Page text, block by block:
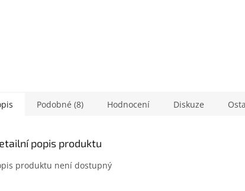
Podobné (8) Hodnocení Diskuze
popis produktu
produktu není dostupný